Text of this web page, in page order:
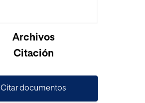
Archivos
Citación
Citar documentos